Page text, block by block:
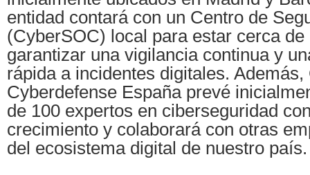
entidad contará con un Centro de
(CyberSOC) local para estar cerca
garantizar una vigilancia continua y
rápida a incidentes digitales. Además,
Cyberdefense España prevé
de 100 expertos en ciberseguridad
crecimiento y colaborará con otras
del ecosistema digital de nuestro país.